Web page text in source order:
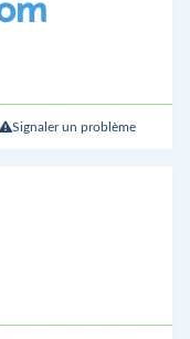
Signaler un problème